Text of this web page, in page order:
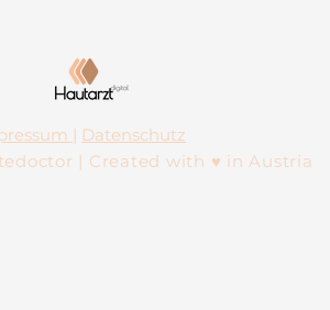
| Datenschutz
| Created with ♥ in Austria